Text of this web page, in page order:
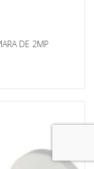
DE 2MP